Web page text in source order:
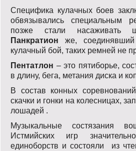
Специфика кулачных боев
обвязывались специальным
позже стали насаживать
Панкратион же,
кулачный бой, таких ремней не
Пентатлон – это пятиборье,
в длину, бега, метания диска и
В состав конных
скачки и гонки на колесницах,
лошадей .
Музыкальные состязания
Истмийских игр
единоборств и состояли из